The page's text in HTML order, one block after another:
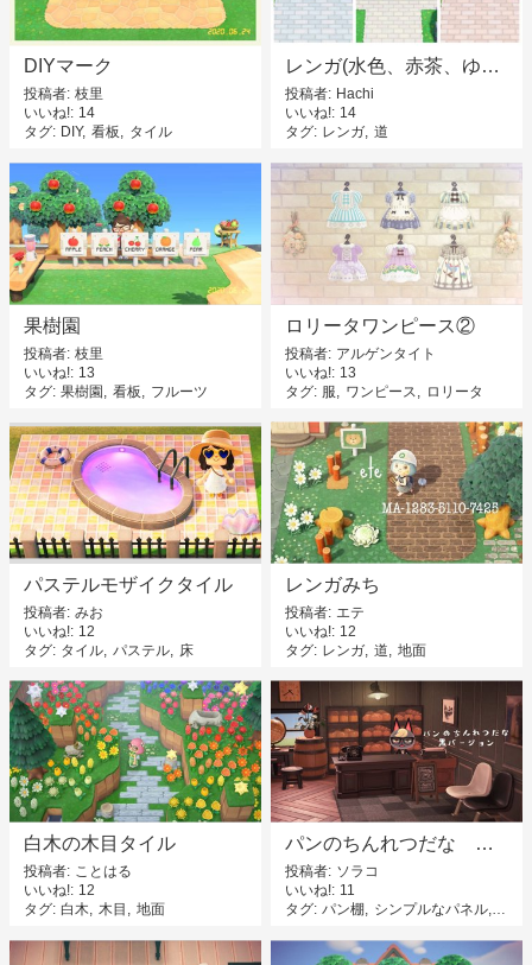
DIYマーク
投稿者 枝里
いいね! 14
タグ
DIY 看板 タイル
レンガ(水色、赤茶、ゆめかわ)
投稿者
Hachi
いいね! 14
タグ レンガ 道
果樹園
投稿者 枝里
いいね! 13
タグ 果樹園 看板 フルーツ
ロリータワンピース②
投稿者 アルゲンタイト
いいね! 13
タグ 服 ワンピース ロリータ
パステルモザイクタイル
投稿者 みお
いいね! 12
タグ タイル パステル 床
レンガみち
投稿者 エテ
いいね! 12
タグ レンガ 道 地面
白木の木目タイル
投稿者 ことはる
いいね! 12
タグ 白木 木目 地面
パンのちんれつだな 黒バージョン
投稿者 ソラコ
いいね! 11
タグ パン棚 シンプルなパネル パン